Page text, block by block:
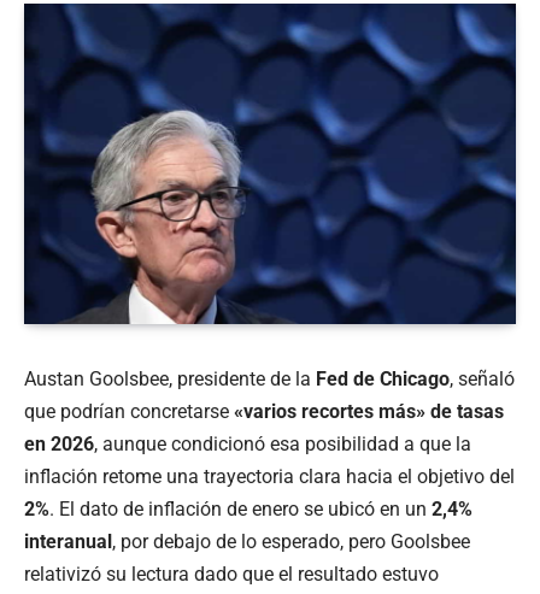
Austan Goolsbee, presidente de la Fed de Chicago, señaló
que podrían concretarse «varios recortes más» de tasas
en 2026, aunque condicionó esa posibilidad a que la
inflación retome una trayectoria clara hacia el objetivo del
2%. El dato de inflación de enero se ubicó en un 2,4%
interanual , por debajo de lo esperado, pero Goolsbee
relativizó su lectura dado que el resultado estuvo